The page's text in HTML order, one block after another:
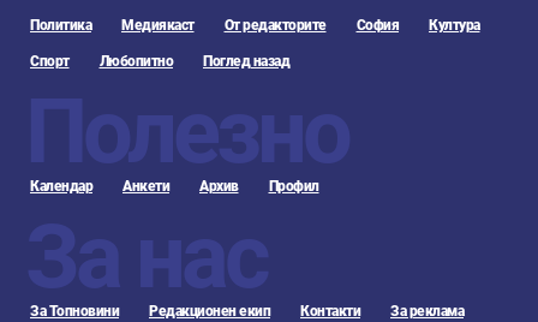
Политика Медиякаст От редакторите София Култура
Спорт Любопитно Поглед назад
Полезно
Календар Анкети Архив Профил
За нас
За Топновини Редакционен екип Контакти За реклама